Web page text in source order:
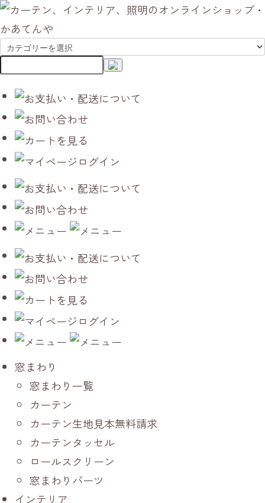
窓まわり
窓まわり一覧
カーテン
カーテン生地見本無料請求
カーテンタッセル
ロールスクリーン
窓まわりパーツ
インテリア